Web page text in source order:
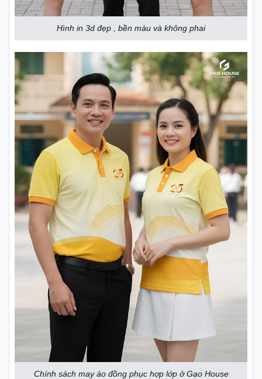
Hình in 3d đẹp , bền màu và không phai
Chính sách may áo đồng phục hợp lớp ở Gạo House